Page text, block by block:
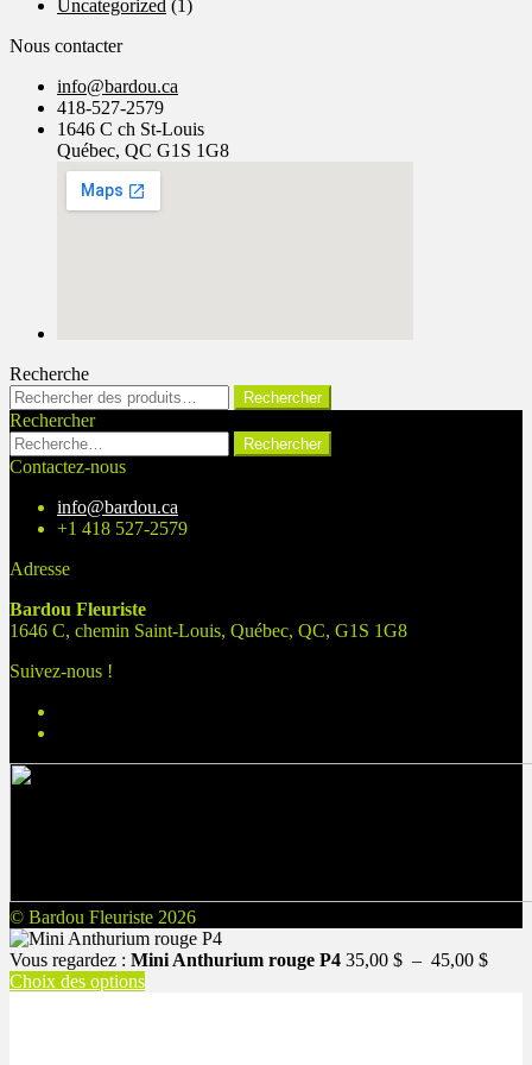
Uncategorized (1)
Nous contacter
info@bardou.ca
418-527-2579
1646 C ch St-Louis
Québec, QC G1S 1G8
Recherche
Rechercher :
Rechercher
Rechercher
Rechercher :
Contactez-nous
info@bardou.ca
+1 418 527-2579
Adresse
Bardou Fleuriste
1646 C, chemin Saint-Louis, Québec, QC, G1S 1G8
Suivez-nous !
© Bardou Fleuriste 2026
Vous regardez : Mini Anthurium rouge P4 35,00 $ – 45,00 $Plage
Choix des options